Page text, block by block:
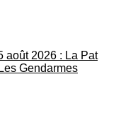
août 2026 : La Pat
Gendarmes